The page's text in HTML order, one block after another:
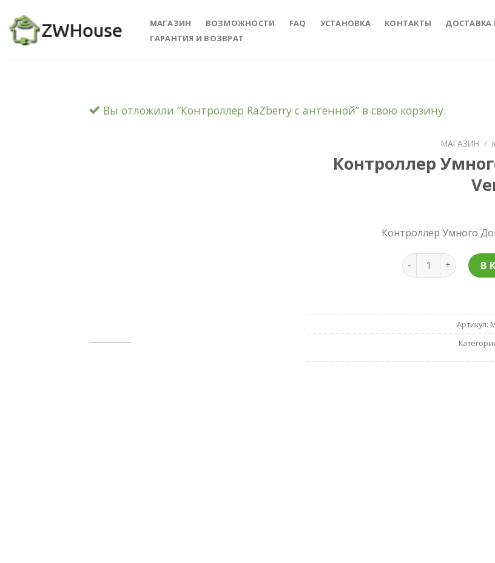
content
МАГАЗИН ВОЗМОЖНОСТИ FAQ УСТАНОВКА КОНТАКТЫ
ДОСТАВКА
ГАРАНТИЯ И ВОЗВРАТ
Вы отложили “Контроллер RaZberry c антенной” в свою корзину.
МАГАЗИН /
Контроллер
Контроллер Умного
Количество В
Артикул: